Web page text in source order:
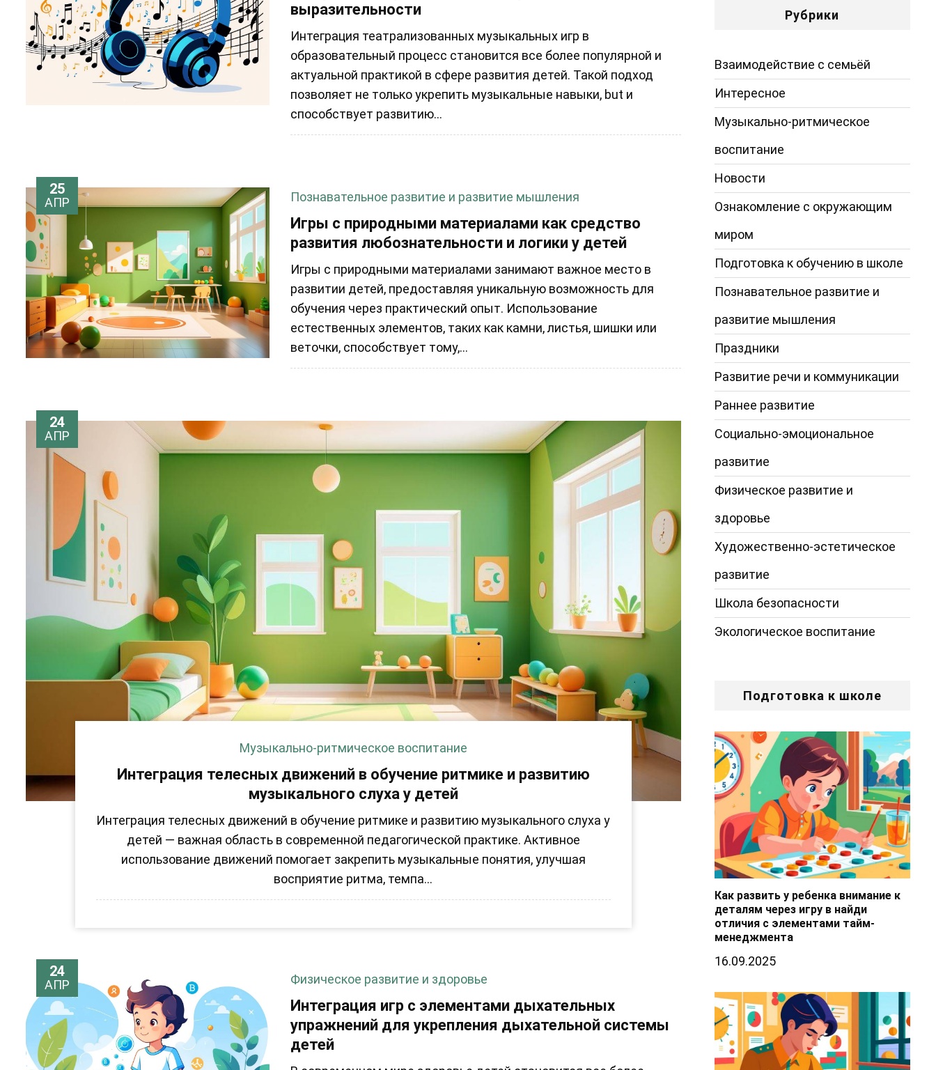
выразительности
Интеграция театрализованных музыкальных игр в
образовательный процесс становится все более популярной и
актуальной практикой в сфере развития детей. Такой подход
позволяет не только укрепить музыкальные навыки, but и
способствует развитию...
25
АПР Познавательное развитие и развитие мышления
Игры с природными материалами как средство
развития любознательности и логики у детей
Игры с природными материалами занимают важное место в
развитии детей, предоставляя уникальную возможность для
обучения через практический опыт. Использование
естественных элементов, таких как камни, листья, шишки или
веточки, способствует тому,...
24
АПР
Музыкально-ритмическое воспитание
Интеграция телесных движений в обучение ритмике и развитию
музыкального слуха у детей
Интеграция телесных движений в обучение ритмике и развитию музыкального слуха у
детей — важная область в современной педагогической практике. Активное
использование движений помогает закрепить музыкальные понятия, улучшая
восприятие ритма, темпа...
24
АПР Физическое развитие и здоровье
Интеграция игр с элементами дыхательных
упражнений для укрепления дыхательной системы
детей
Рубрики
Взаимодействие с семьёй
Интересное
Музыкально-ритмическое
воспитание
Новости
Ознакомление с окружающим
миром
Подготовка к обучению в школе
Познавательное развитие и
развитие мышления
Праздники
Развитие речи и коммуникации
Раннее развитие
Социально-эмоциональное
развитие
Физическое развитие и
здоровье
Художественно-эстетическое
развитие
Школа безопасности
Экологическое воспитание
Подготовка к школе
Как развить у ребенка внимание к
деталям через игру в найди
отличия с элементами тайм-
менеджмента
16.09.2025